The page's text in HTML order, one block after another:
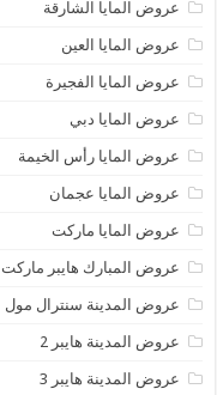
عروض المايا الشارقة
عروض المايا العين
عروض المايا الفجيرة
عروض المايا دبي
عروض المايا رأس الخيمة
عروض المايا عجمان
عروض المايا ماركت
عروض المبارك هايبر ماركت
عروض المدينة سنترال مول
عروض المدينة هايبر 2
عروض المدينة هايبر 3